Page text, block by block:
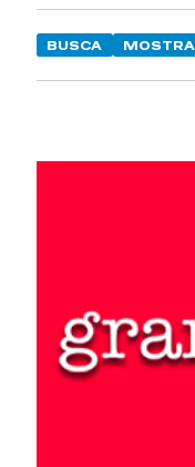
BUSCA MOSTRA